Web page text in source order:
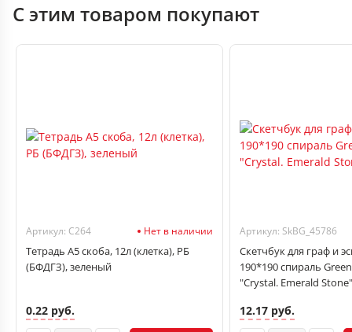
С этим товаром покупают
Артикул: С264 Нет в наличии
Тетрадь А5 скоба, 12л (клетка), РБ
(БФДГЗ), зеленый
0.22 руб.
Артикул: SkBG_45786
Скетчбук для граф и
190*190 спираль
"Crystal. Emerald
12.17 руб.